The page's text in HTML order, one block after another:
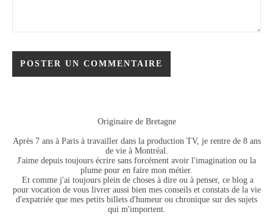
Originaire de Bretagne
Après 7 ans à Paris à travailler dans la production TV, je rentre de 8 ans
de vie à Montréal.
J'aime depuis toujours écrire sans forcément avoir l'imagination ou la
plume pour en faire mon métier.
Et comme j'ai toujours plein de choses à dire ou à penser, ce blog a
pour vocation de vous livrer aussi bien mes conseils et constats de la vie
d'expatriée que mes petits billets d'humeur ou chronique sur des sujets
qui m'importent.